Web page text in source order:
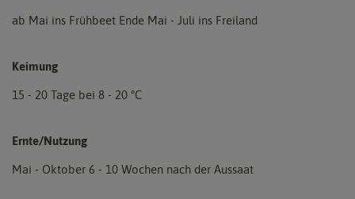
ab Mai ins Frühbeet Ende Mai - Juli ins Freiland
Keimung
15 - 20 Tage bei 8 - 20 °C
Ernte/Nutzung
Mai - Oktober 6 - 10 Wochen nach der Aussaat